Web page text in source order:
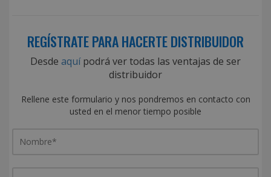
REGÍSTRATE PARA HACERTE DISTRIBUIDOR
Desde aquípodrá ver todas las ventajas de ser
distribuidor
Rellene este formulario y nos pondremos en contacto con
usted en el menor tiempo posible